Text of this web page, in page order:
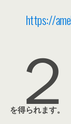
https://
２
を得られます。